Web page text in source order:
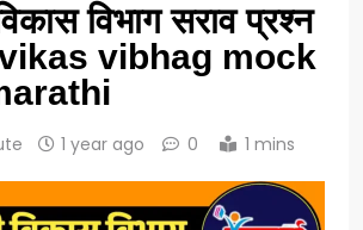
विभाग सराव प्रश्न
vibhag mock
1 year ago 0 1 mins